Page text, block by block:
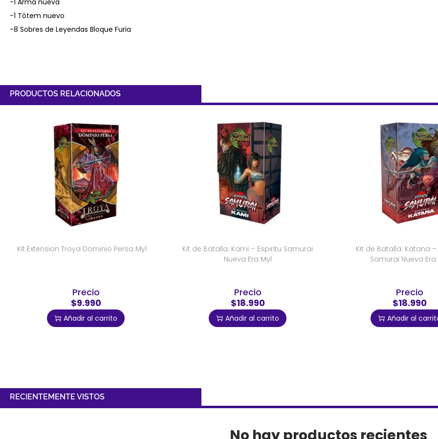
-1 Arma nueva
-1 Tótem nuevo
-8 Sobres de Leyendas Bloque Furia
PRODUCTOS RELACIONADOS
Kit Extension Troya Dominio Persa Myl
Precio
$9.990
Añadir al carrito
Kit de Batalla: Kami – Espiritu Samurai
Nueva Era Myl
Precio
$18.990
Añadir al carrito
Kit de Batalla: Katana –
Samurai Nueva Era
Precio
$18.990
Añadir al
RECIENTEMENTE VISTOS
No hay productos recientes